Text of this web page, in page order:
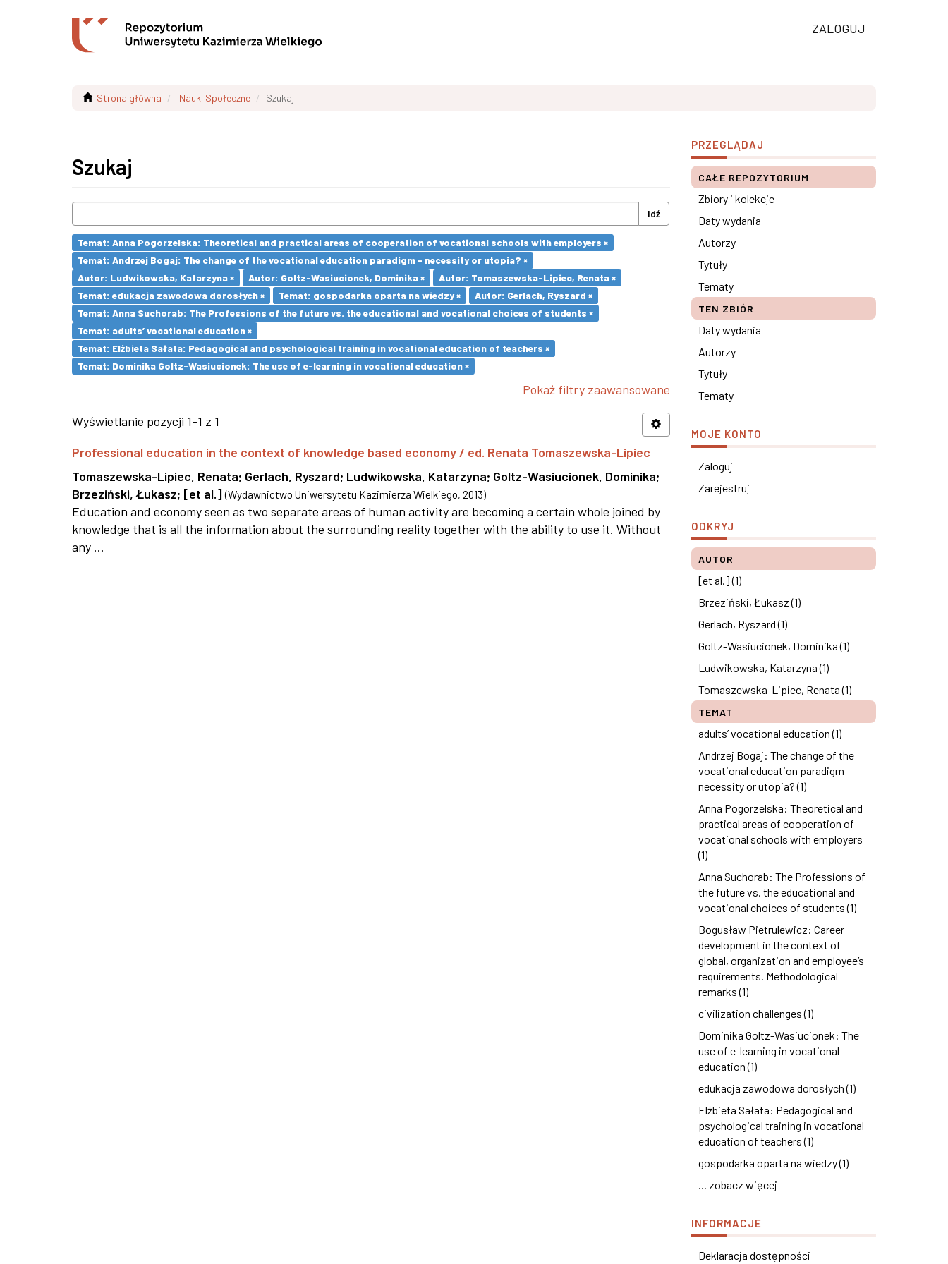
ZALOGUJ
Strona główna Nauki Społeczne Szukaj
Szukaj
Idź
Temat: Anna Pogorzelska: Theoretical and practical areas of cooperation of vocational schools with employers ×
Temat: Andrzej Bogaj: The change of the vocational education paradigm - necessity or utopia? ×
Autor: Ludwikowska, Katarzyna ×
Autor: Goltz-Wasiucionek, Dominika ×
Autor: Tomaszewska-Lipiec, Renata ×
Temat: edukacja zawodowa dorosłych ×
Temat: gospodarka oparta na wiedzy ×
Autor: Gerlach, Ryszard ×
Temat: Anna Suchorab: The Professions of the future vs. the educational and vocational choices of students ×
Temat: adults’ vocational education ×
Temat: Elżbieta Sałata: Pedagogical and psychological training in vocational education of teachers ×
Temat: Dominika Goltz-Wasiucionek: The use of e-learning in vocational education ×
Pokaż filtry zaawansowane
Wyświetlanie pozycji 1-1 z 1
Professional education in the context of knowledge based economy / ed. Renata Tomaszewska-Lipiec
Tomaszewska-Lipiec, Renata; Gerlach, Ryszard; Ludwikowska, Katarzyna; Goltz-Wasiucionek, Dominika;
Brzeziński, Łukasz; [et al.] (Wydawnictwo Uniwersytetu Kazimierza Wielkiego, 2013)
Education and economy seen as two separate areas of human activity are becoming a certain whole joined by
knowledge that is all the information about the surrounding reality together with the ability to use it. Without
any ...
PRZEGLĄDAJ
CAŁE REPOZYTORIUM
Zbiory i kolekcje
Daty wydania
Autorzy
Tytuły
Tematy
TEN ZBIÓR
Daty wydania
Autorzy
Tytuły
Tematy
MOJE KONTO
Zaloguj
Zarejestruj
ODKRYJ
AUTOR
[et al.] (1)
Brzeziński, Łukasz (1)
Gerlach, Ryszard (1)
Goltz-Wasiucionek, Dominika (1)
Ludwikowska, Katarzyna (1)
Tomaszewska-Lipiec, Renata (1)
TEMAT
adults’ vocational education (1)
Andrzej Bogaj: The change of the
vocational education paradigm -
necessity or utopia? (1)
Anna Pogorzelska: Theoretical and
practical areas of cooperation of
vocational schools with employers
(1)
Anna Suchorab: The Professions of
the future vs. the educational and
vocational choices of students (1)
Bogusław Pietrulewicz: Career
development in the context of
global, organization and employee’s
requirements. Methodological
remarks (1)
civilization challenges (1)
Dominika Goltz-Wasiucionek: The
use of e-learning in vocational
education (1)
edukacja zawodowa dorosłych (1)
Elżbieta Sałata: Pedagogical and
psychological training in vocational
education of teachers (1)
gospodarka oparta na wiedzy (1)
... zobacz więcej
INFORMACJE
Deklaracja dostępności